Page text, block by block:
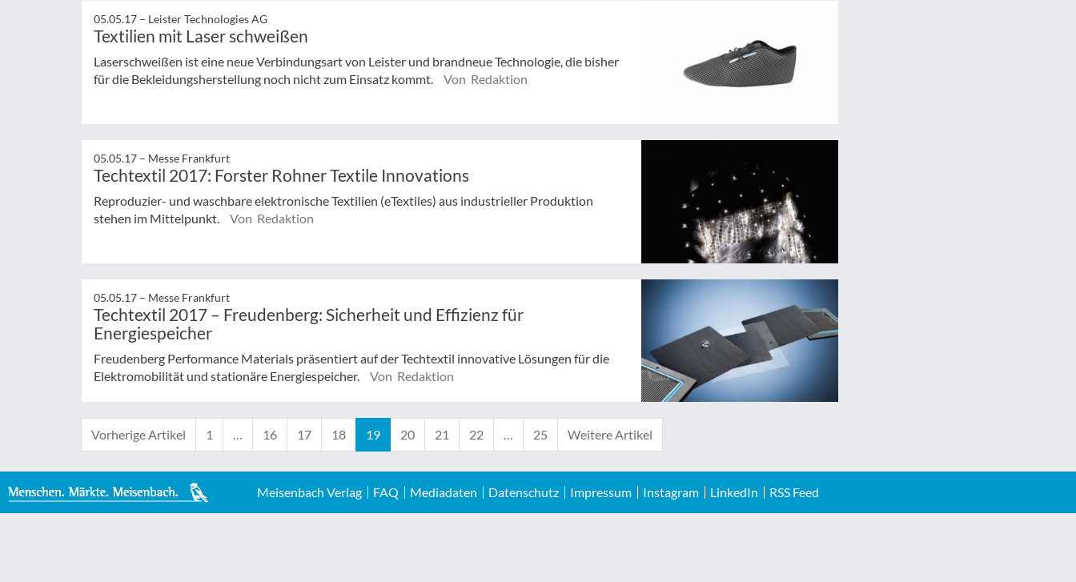
05.05.17 – Leister Technologies AG
Textilien mit Laser schweißen
Laserschweißen ist eine neue Verbindungsart von Leister und brandneue Technologie, die bisher
für die Bekleidungsherstellung noch nicht zum Einsatz kommt.
Von Redaktion
05.05.17 – Messe Frankfurt
Techtextil 2017: Forster Rohner Textile Innovations
Reproduzier- und waschbare elektronische Textilien (eTextiles) aus industrieller Produktion
stehen im Mittelpunkt.
Von Redaktion
05.05.17 – Messe Frankfurt
Techtextil 2017 – Freudenberg: Sicherheit und Effizienz für
Energiespeicher
Freudenberg Performance Materials präsentiert auf der Techtextil innovative Lösungen für die
Elektromobilität und stationäre Energiespeicher.
Von Redaktion
Vorherige Artikel 1 … 16 17 18 19 20 21 22 … 25 Weitere Artikel
Meisenbach Verlag FAQ Mediadaten Datenschutz Impressum Instagram LinkedIn RSS Feed